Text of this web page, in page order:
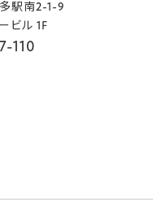
駅南2-1-9
ビル 1F
110